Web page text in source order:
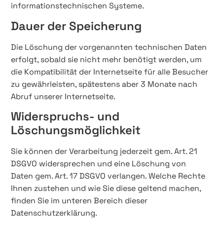
informationstechnischen Systeme.
Dauer der Speicherung
Die Löschung der vorgenannten technischen Daten
erfolgt, sobald sie nicht mehr benötigt werden, um
die Kompatibilität der Internetseite für alle Besucher
zu gewährleisten, spätestens aber 3 Monate nach
Abruf unserer Internetseite.
Widerspruchs- und
Löschungsmöglichkeit
Sie können der Verarbeitung jederzeit gem. Art. 21
DSGVO widersprechen und eine Löschung von
Daten gem. Art. 17 DSGVO verlangen. Welche Rechte
Ihnen zustehen und wie Sie diese geltend machen,
finden Sie im unteren Bereich dieser
Datenschutzerklärung.